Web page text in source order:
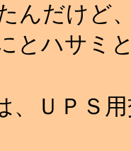
んだけど、
とハサミ
、ＵＰＳ